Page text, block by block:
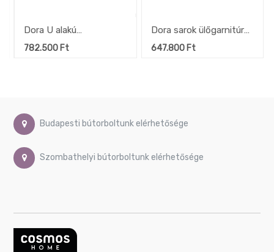
Dora U alakú
ülőgarnitúra
782.500Ft
Dora sarok ülőgarnitúra,
249x90x209 cm
647.800Ft
Budapesti bútorboltunk elérhetősége
Szombathelyi bútorboltunk elérhetősége